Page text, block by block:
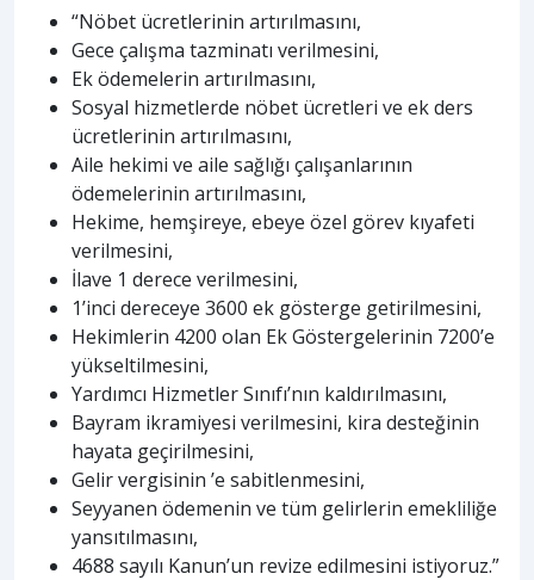
“Nöbet ücretlerinin artırılmasını,
Gece çalışma tazminatı verilmesini,
Ek ödemelerin artırılmasını,
Sosyal hizmetlerde nöbet ücretleri ve ek ders
ücretlerinin artırılmasını,
Aile hekimi ve aile sağlığı çalışanlarının
ödemelerinin artırılmasını,
Hekime, hemşireye, ebeye özel görev kıyafeti
verilmesini,
İlave 1 derece verilmesini,
1’inci dereceye 3600 ek gösterge getirilmesini,
Hekimlerin 4200 olan Ek Göstergelerinin 7200’e
yükseltilmesini,
Yardımcı Hizmetler Sınıfı’nın kaldırılmasını,
Bayram ikramiyesi verilmesini, kira desteğinin
hayata geçirilmesini,
Gelir vergisinin ’e sabitlenmesini,
Seyyanen ödemenin ve tüm gelirlerin emekliliğe
yansıtılmasını,
4688 sayılı Kanun’un revize edilmesini istiyoruz.”